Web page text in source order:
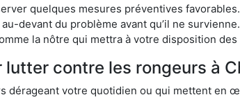
quelques mesures préventives
devant du problème avant qu’il ne
la nôtre qui mettra à votre disposition
lutter contre les rongeurs à
dérageant votre quotidien ou qui mettent en